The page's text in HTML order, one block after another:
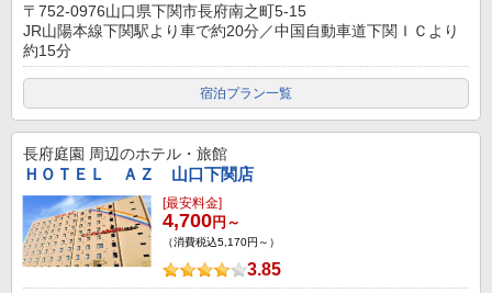
〒752-0976山口県下関市長府南之町5-15
JR山陽本線下関駅より車で約20分／中国自動車道下関ＩＣより
約15分
宿泊プラン一覧
長府庭園 周辺のホテル・旅館
ＨＯＴＥＬ ＡＺ 山口下関店
[最安料金]
4,700円～
（消費税込5,170円～）
3.85